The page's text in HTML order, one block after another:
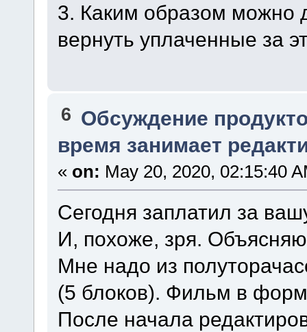
3. Каким образом можно
вернуть уплаченные за
6 Обсуждение
время занимает
« on: May 20, 2020, 02:15:40
Сегодня заплатил за
И, похоже, зря.
Мне надо из
(5 блоков). Фильм в
После начала